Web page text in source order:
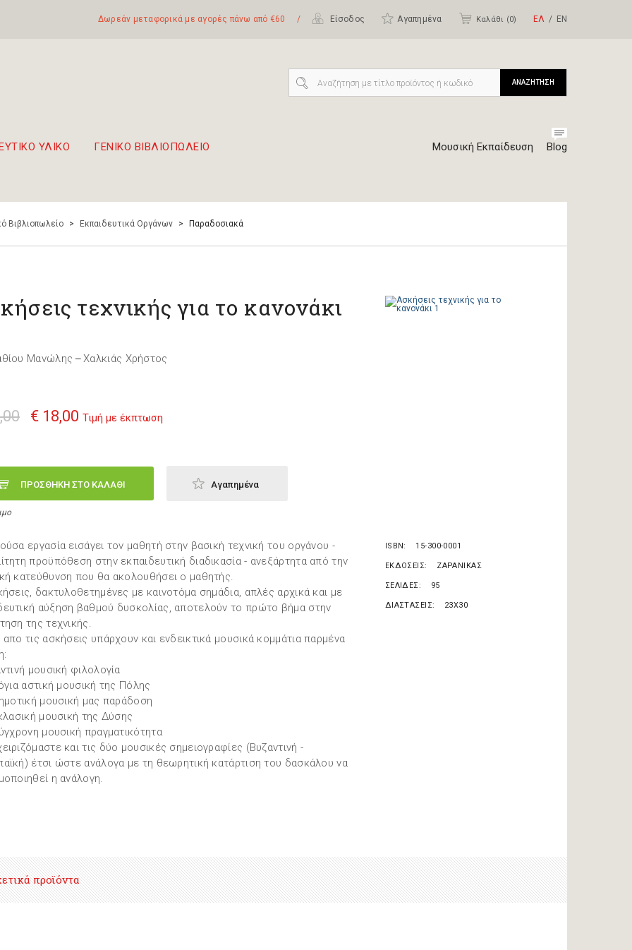
Δωρεάν μεταφορικά με αγορές πάνω από €60 / Είσοδος Αγαπημένα Καλάθι (0) ΕΛ ΕΝ
ΥΛΙΚΟ ΓΕΝΙΚΟ ΒΙΒΛΙΟΠΩΛΕΙΟ Μουσική Εκπαίδευση Blog
ΑΝΑΖΗΤΗΣΗ
Βιβλιοπωλείο > Εκπαιδευτικά Οργάνων > Παραδοσιακά
τεχνικής για το κανονάκι
Μανώλης —Χαλκιάς Χρήστος
€ 18,00 Τιμή με έκπτωση
ΠΡΟΣΘΗΚΗ ΣΤΟ ΚΑΛΑΘΙ Αγαπημένα
εργασία εισάγει τον μαθητή στην βασική τεχνική του οργάνου -
προϋπόθεση στην εκπαιδευτική διαδικασία - ανεξάρτητα από την
κατεύθυνση που θα ακολουθήσει ο μαθητής.
δακτυλοθετημένες με καινοτόμα σημάδια, απλές αρχικά και με
αύξηση βαθμού δυσκολίας, αποτελούν το πρώτο βήμα στην
της τεχνικής.
τις ασκήσεις υπάρχουν και ενδεικτικά μουσικά κομμάτια παρμένα
μουσική φιλολογία
αστική μουσική της Πόλης
μουσική μας παράδοση
μουσική της Δύσης
μουσική πραγματικότητα
και τις δύο μουσικές σημειογραφίες (Βυζαντινή -
έτσι ώστε ανάλογα με τη θεωρητική κατάρτιση του δασκάλου να
η ανάλογη.
ISBN 15-300-0001
ΕΚΔΟΣΕΙΣ ΖΑΡΑΝΙΚΑΣ
ΣΕΛΙΔΕΣ 95
ΔΙΑΣΤΑΣΕΙΣ 23X30
προϊόντα